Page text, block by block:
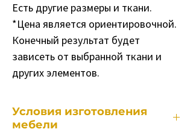
Есть другие размеры и ткани.
*Цена является ориентировочной.
Конечный результат будет
зависеть от выбранной ткани и
других элементов.
Условия изготовления
мебели